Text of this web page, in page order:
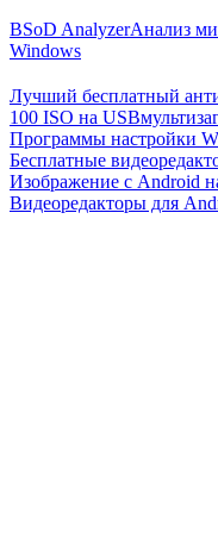
BSoD AnalyzerАнализ
Windows
Лучший бесплатный
100 ISO на USB
Программы настройки
Бесплатные
Изображение с Android
Видеоредакторы для